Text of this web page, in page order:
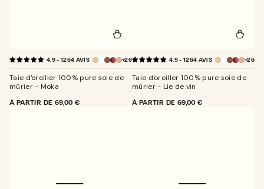
4.9 - 1264 AVIS Moka+26
Taie d'oreiller 100% pure soie de
mûrier - Moka
PRIX
À PARTIR DE 69,00 €
4.9 - 1264 AVIS
Lie
de
+26
Taie d'oreiller 100% pure soie de
mûrier - Lie de vin
PRIX
À PARTIR DE 69,00 €